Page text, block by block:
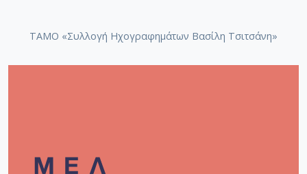
ΤΑΜΟ «Συλλογή Ηχογραφημάτων Βασίλη Τσιτσάνη»